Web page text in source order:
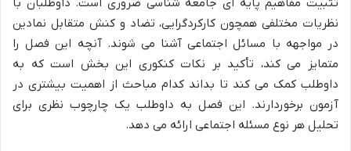
تثبیت مفاهیم پایه ای جامعه شناسی ضروری است. داوطلبان با
نظریات مختلفی همچون کارکردگرایی، تضاد و کنش متقابل نمادین
در مواجهه با مسائل اجتماعی آشنا می شوند. آنچه این فصل را
متمایز می کند، تأکید بر نکات کنکوری این بخش است که به
داوطلب کمک می کند تا بداند کدام مباحث از اهمیت بیشتری در
آزمون برخوردارند. این فصل به داوطلب یک چارچوب نظری برای
تحلیل هر نوع مسئله اجتماعی ارائه می دهد.